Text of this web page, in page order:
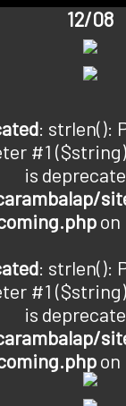
12/08
: strlen():
#1
is
on
: strlen():
#1
is